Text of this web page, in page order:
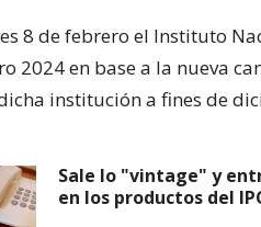
8 de febrero el Instituto
2024 en base a la nueva
institución a fines de
Sale lo "vintage" y
en los productos del